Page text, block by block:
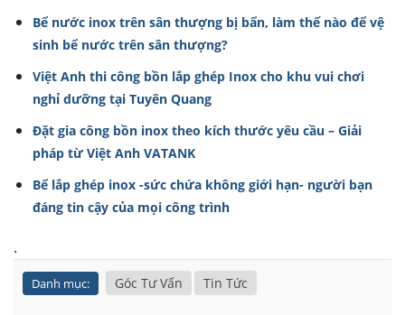
Bể nước inox trên sân thượng bị bẩn, làm thế nào để vệ
sinh bể nước trên sân thượng?
Việt Anh thi công bồn lắp ghép Inox cho khu vui chơi
nghỉ dưỡng tại Tuyên Quang
Đặt gia công bồn inox theo kích thước yêu cầu – Giải
pháp từ Việt Anh VATANK
Bể lắp ghép inox -sức chứa không giới hạn- người bạn
đáng tin cậy của mọi công trình
.
Danh mục: Góc Tư Vấn Tin Tức